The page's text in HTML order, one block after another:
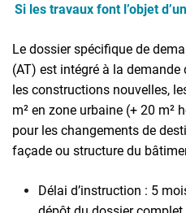
Si les travaux font l’objet
Le dossier spécifique de
(AT) est intégré à la
les constructions nouvelles,
m² en zone urbaine (+ 20 m²
pour les changements de
façade ou structure du
Délai d’instruction : 5